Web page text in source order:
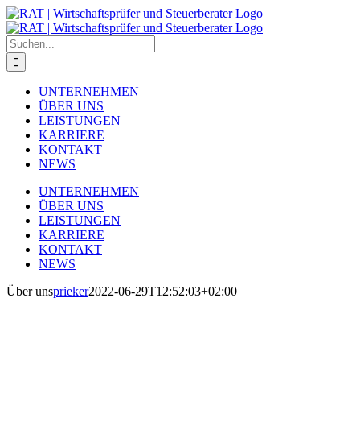
Zum
Inhalt
springen
Suche
nach:
UNTERNEHMEN
ÜBER UNS
LEISTUNGEN
KARRIERE
KONTAKT
NEWS
UNTERNEHMEN
ÜBER UNS
LEISTUNGEN
KARRIERE
KONTAKT
NEWS
Über unsprieker2022-06-29T12:52:03+02:00